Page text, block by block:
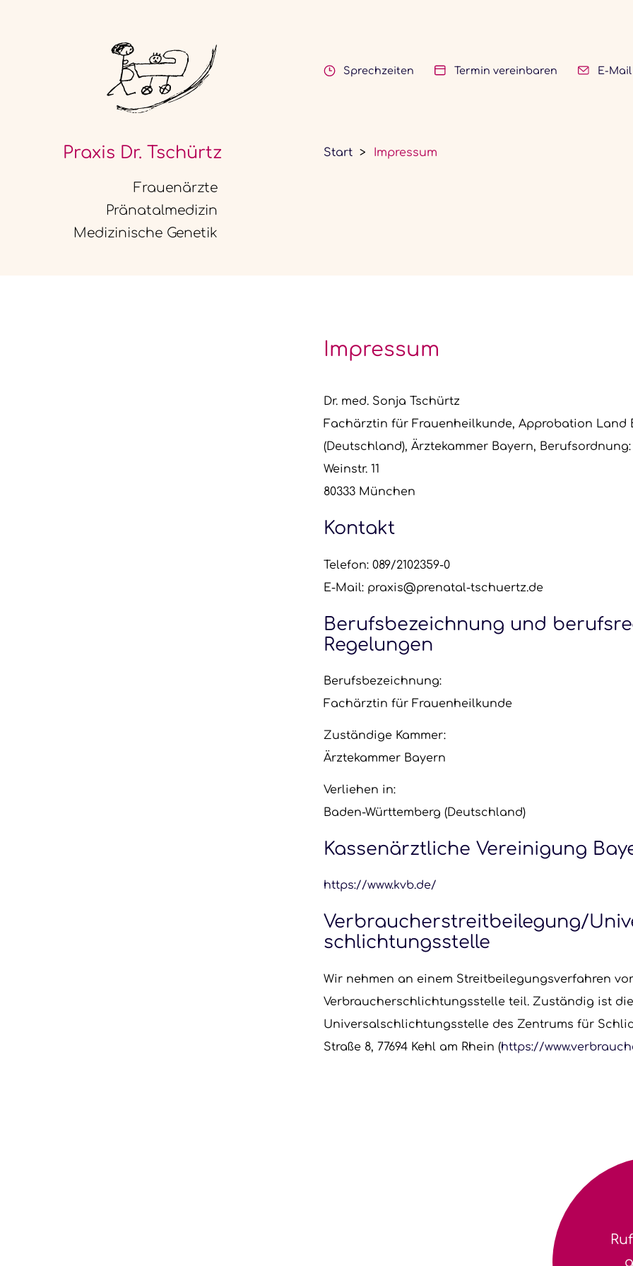
Sprechzeiten Termin vereinbaren E-Mail
Praxis Dr. Tschürtz
Frauenärzte
Pränatalmedizin
Medizinische Genetik
Start Impressum
Impressum
Dr. med. Sonja Tschürtz
Fachärztin für Frauenheilkunde, Approbation Land
(Deutschland), Ärztekammer Bayern, Berufsordnung:
Weinstr. 11
80333 München
Kontakt
Telefon: 089/2102359-0
E-Mail: praxis@prenatal-tschuertz.de
Berufsbezeichnung und
Regelungen
Berufsbezeichnung:
Fachärztin für Frauenheilkunde
Zuständige Kammer:
Ärztekammer Bayern
Verliehen in:
Baden-Württemberg (Deutschland)
Kassenärztliche Vereinigung
https://www.kvb.de/
Verbraucher­streit­beilegung/
schlichtungs­stelle
Wir nehmen an einem Streitbeilegungsverfahren
Verbraucherschlichtungsstelle teil. Zuständig ist die
Universalschlichtungsstelle des Zentrums für
Straße 8, 77694 Kehl am Rhein (https://